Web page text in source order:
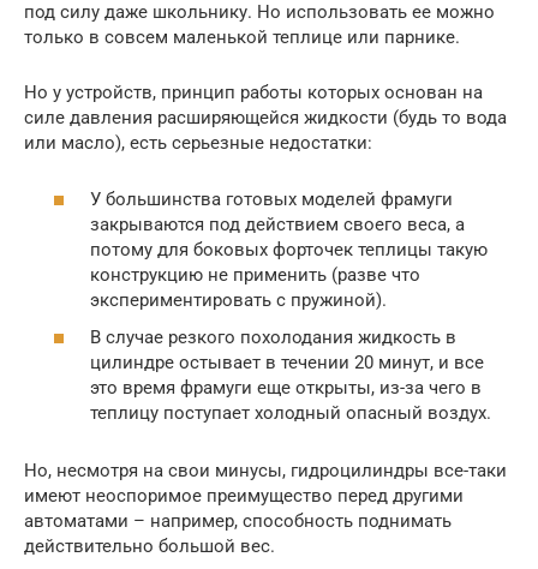
под силу даже школьнику. Но использовать ее можно
только в совсем маленькой теплице или парнике.
Но у устройств, принцип работы которых основан на
силе давления расширяющейся жидкости (будь то вода
или масло), есть серьезные недостатки:
У большинства готовых моделей фрамуги
закрываются под действием своего веса, а
потому для боковых форточек теплицы такую
конструкцию не применить (разве что
экспериментировать с пружиной).
В случае резкого похолодания жидкость в
цилиндре остывает в течении 20 минут, и все
это время фрамуги еще открыты, из-за чего в
теплицу поступает холодный опасный воздух.
Но, несмотря на свои минусы, гидроцилиндры все-таки
имеют неоспоримое преимущество перед другими
автоматами – например, способность поднимать
действительно большой вес.